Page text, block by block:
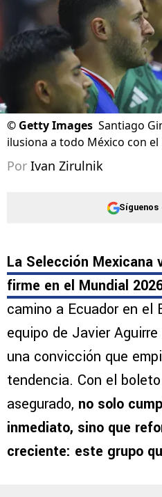
© Getty Images Santiago
ilusiona a todo México con el
Por Ivan Zirulnik
Síguenos
La Selección Mexicana
firme en el Mundial
camino a Ecuador en el
equipo de Javier
una convicción que
tendencia. Con el
asegurado, no solo
inmediato, sino que
creciente: este grupo